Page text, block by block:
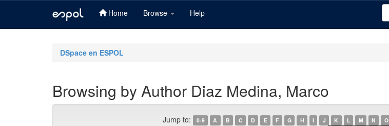
Home Browse Help
DSpace en ESPOL
Browsing by Author Diaz Medina, Marco
Jump to: 0-9 A B C D E F G H I J K L M N O